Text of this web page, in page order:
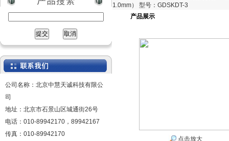
公司名称：北京中慧天诚科技有限公
司
地址：北京市石景山区城通街26号
电话：010-89942170，89942167
传真：010-89942170
1.0mm） 型号：GDSKDT-3
产品展示
点击放大